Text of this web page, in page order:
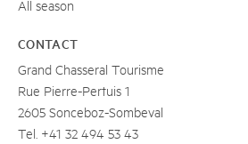
All season
CONTACT
Grand Chasseral Tourisme
Rue Pierre-Pertuis 1
2605 Sonceboz-Sombeval
Tel. +41 32 494 53 43